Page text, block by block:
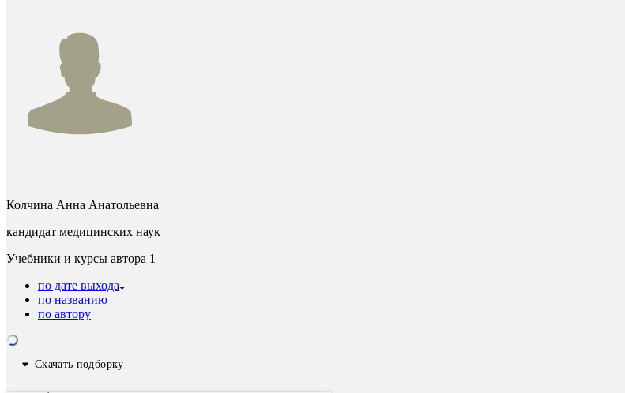
Колчина Анна Анатольевна
кандидат медицинских наук
Учебники и курсы автора 1
по дате выхода
по названию
по автору
Скачать подборку